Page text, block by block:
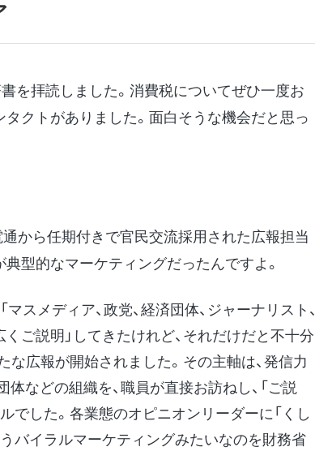
を拝読しました。消費税についてぜひ一度お
クトがありました。面白そうな機会だと思っ
から任期付きで官民交流採用された広報担当
型的なマーケティングだったんですよ。
スメディア、政党、経済団体、ジャーナリスト、
ご説明」してきたけれど、それだけだと不十分
な広報が開始されました。その主軸は、発信力
体などの組織を、職員が直接お訪ねし、「ご説
でした。各業態のオピニオンリーダーに「くし
バイラルマーケティングみたいなのを財務省